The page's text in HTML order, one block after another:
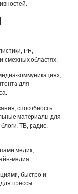
PR,
смежных областях.
коммуникациях,
для
способность
материалы для
ТВ, радио,
медиа,
медиа.
быстро и
прессы.